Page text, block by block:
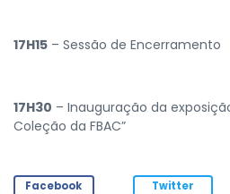
17H15 – Sessão de Encerramento
17H30 – Inauguração da
Coleção da FBAC”
Facebook Twitter